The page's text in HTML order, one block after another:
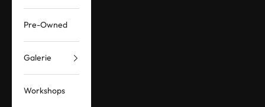
Pre-Owned
Galerie
Workshops